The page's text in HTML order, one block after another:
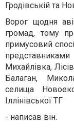
Гродівській та
Ворог щодня
громад, тому
примусовий
Михайлівка,
Балаган,
селища
Іллінівської ТГ
- написав він.